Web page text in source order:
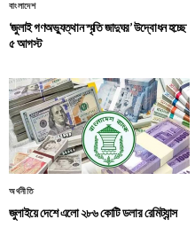
বাংলাদেশ
‘জুলাই গণঅভ্যুত্থান স্মৃতি জাদুঘর’ উদ্বোধন হচ্ছে
৫ আগস্ট
অর্থনীতি
জুলাইয়ে দেশে এলো ২৮৬ কোটি ডলার রেমিট্যান্স